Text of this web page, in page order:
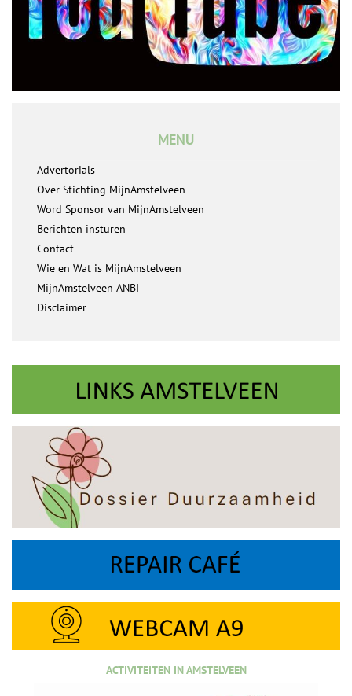
MENU
Advertorials
Over Stichting MijnAmstelveen
Word Sponsor van MijnAmstelveen
Berichten insturen
Contact
Wie en Wat is MijnAmstelveen
MijnAmstelveen ANBI
Disclaimer
ACTIVITEITEN IN AMSTELVEEN